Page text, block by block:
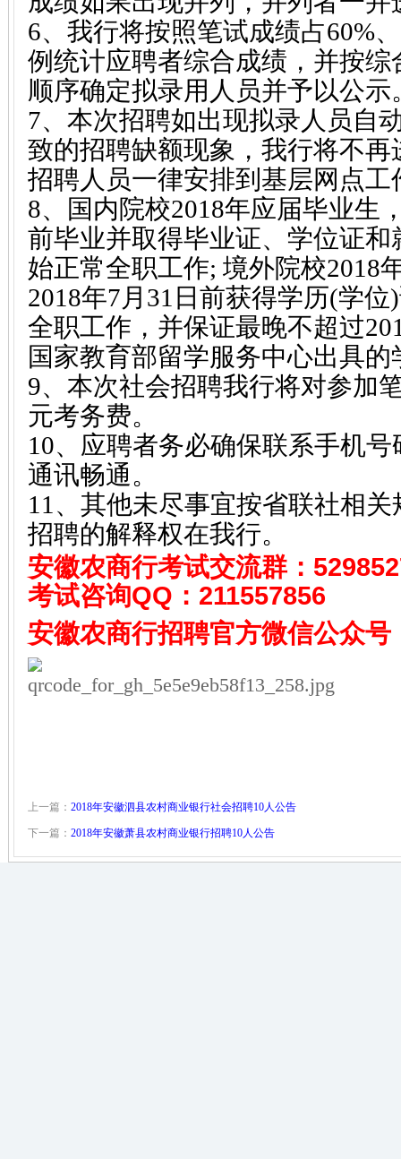
6、我行将按照笔试成绩占60%
例统计应聘者综合成绩，并按
顺序确定拟录用人员并予以公示
7、本次招聘如出现拟录人员自
致的招聘缺额现象，我行将不
招聘人员一律安排到基层网点工
8、国内院校2018年应届毕业生
前毕业并取得毕业证、学位证
始正常全职工作; 境外院校2018
2018年7月31日前获得学历(学
全职工作，并保证最晚不超过
国家教育部留学服务中心出具
9、本次社会招聘我行将对参加
元考务费。
10、应聘者务必确保联系手机
通讯畅通。
11、其他未尽事宜按省联社相
招聘的解释权在我行。
安徽农商行考试交流群：
考试咨询QQ： 211557856
安徽农商行招聘官方微信公众号
上一篇： 2018年安徽泗县农村商业银行社会招聘10人公告
下一篇： 2018年安徽萧县农村商业银行招聘10人公告